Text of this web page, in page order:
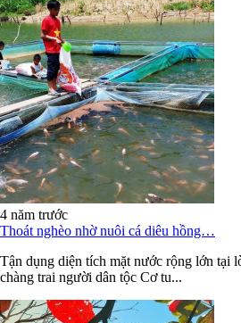
4 năm trước
Thoát nghèo nhờ nuôi cá diêu hồng…
Tận dụng diện tích mặt nước rộng lớn tại
chàng trai người dân tộc Cơ tu...